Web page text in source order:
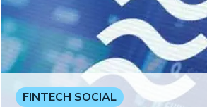
FINTECH SOCIAL